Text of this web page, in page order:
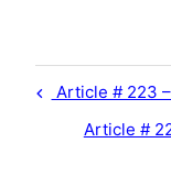
Navigation
l’article
Previous
Article # 223
Next
Article #